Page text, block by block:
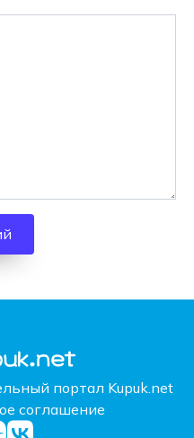
портал Kupuk.net
соглашение